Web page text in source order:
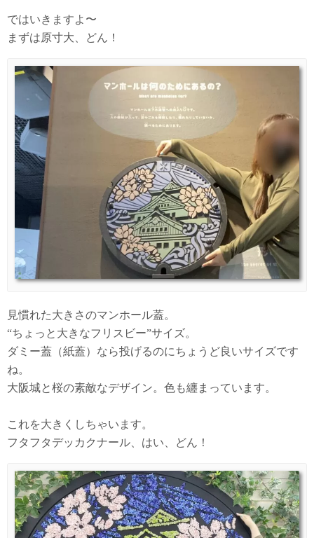
ではいきますよ〜
まずは原寸大、どん！
見慣れた大きさのマンホール蓋。
“ちょっと大きなフリスビー”サイズ。
ダミー蓋（紙蓋）なら投げるのにちょうど良いサイズです
ね。
大阪城と桜の素敵なデザイン。色も纏まっています。
これを大きくしちゃいます。
フタフタデッカクナール、はい、どん！